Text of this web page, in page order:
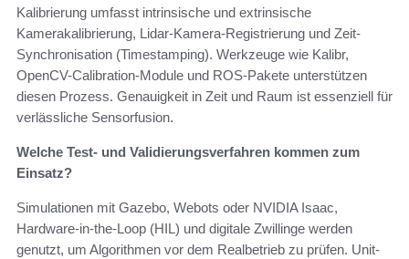
Kalibrierung umfasst intrinsische und extrinsische
Kamerakalibrierung, Lidar-Kamera-Registrierung und Zeit-
Synchronisation (Timestamping). Werkzeuge wie Kalibr,
OpenCV-Calibration-Module und ROS-Pakete unterstützen
diesen Prozess. Genauigkeit in Zeit und Raum ist essenziell für
verlässliche Sensorfusion.
Welche Test- und Validierungsverfahren kommen zum
Einsatz?
Simulationen mit Gazebo, Webots oder NVIDIA Isaac,
Hardware-in-the-Loop (HIL) und digitale Zwillinge werden
genutzt, um Algorithmen vor dem Realbetrieb zu prüfen. Unit-